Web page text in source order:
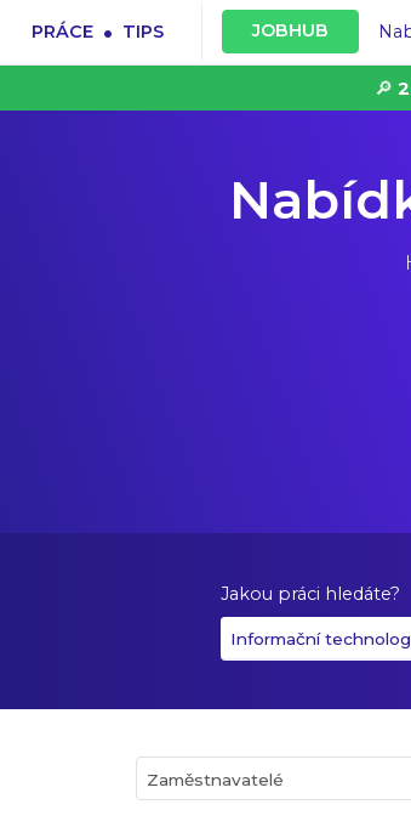
PRÁCE . TIPS JOBHUB
🔎
Jakou práci hledáte?
Informační
Zaměstnavatelé